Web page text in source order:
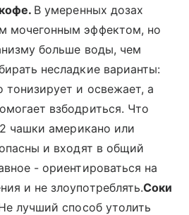
В умеренных дозах
мочегонным эффектом, но
больше воды, чем
несладкие варианты:
тонизирует и освежает, а
взбодриться. Что
чашки американо или
и входят в общий
- ориентироваться на
и не злоупотреблять.Соки
лучший способ утолить